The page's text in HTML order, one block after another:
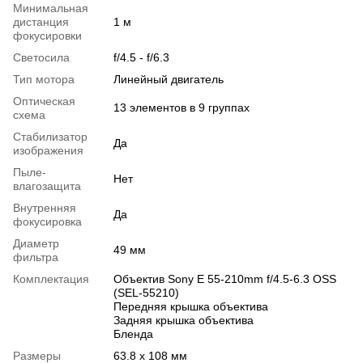
Минимальная
дистанция
фокусировки
1 м
Светосила
f/4.5 - f/6.3
Тип мотора
Линейный двигатель
Оптическая
схема
13 элементов в 9 группах
Стабилизатор
изображения
Да
Пыле-
влагозащита
Нет
Внутренняя
фокусировка
Да
Диаметр
фильтра
49 мм
Комплектация
Объектив Sony E 55-210mm f/4.5-6.3 OSS
(SEL-55210)
Передняя крышка объектива
Задняя крышка объектива
Бленда
Размеры
63.8 x 108 мм